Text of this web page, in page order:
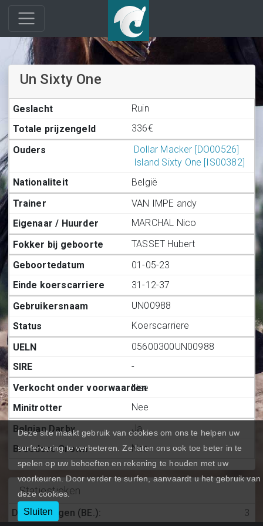
Un Sixty One
Ruin
336€
Dollar Macker [DO00526]
Island Sixty One [IS00382]
België
VAN IMPE andy
MARCHAL Nico
TASSET Hubert
01-05-23
31-12-37
UN00988
Koerscarriere
05600300UN00988
-
Nee
Nee
Ja
Nee
Statiestieken
Deelnemingen (BE.): 3
Deze site maakt gebruik van cookies om ons te helpen uw
surfervaring te verbeteren. Ze laten ons ook toe beter in te
spelen op uw behoeften en rekening te houden met uw
voorkeuren. Door verder te surfen, aanvaardt u het gebruik van
deze cookies.
Sluiten